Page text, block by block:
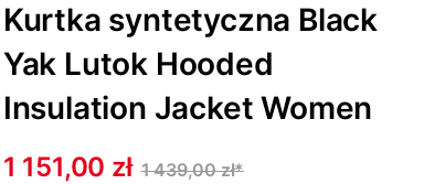
Kurtka syntetyczna Black
Yak Lutok Hooded
Insulation Jacket Women
1 151,00 zł 1 439,00 zł*